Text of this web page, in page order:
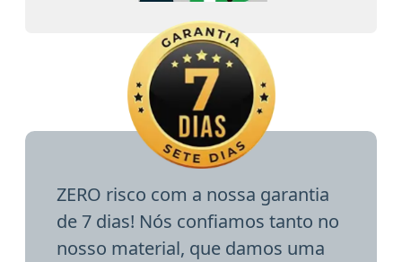
ZERO risco com a nossa garantia
de 7 dias! Nós confiamos tanto no
nosso material, que damos uma